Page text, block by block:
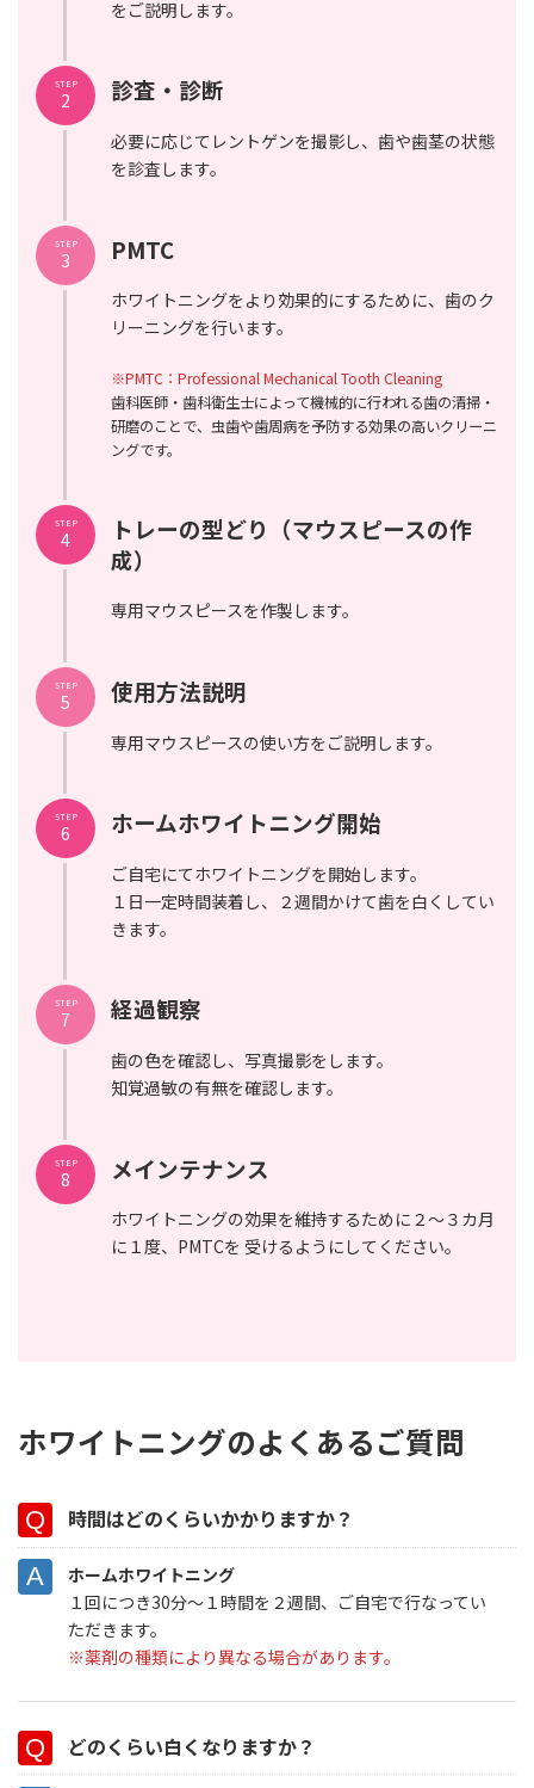
をご説明します。
診査・診断
必要に応じてレントゲンを撮影し、歯や歯茎の状態
を診査します。
STEP
2
PMTC
ホワイトニングをより効果的にするために、歯のク
リーニングを行います。
※PMTC：Professional Mechanical Tooth Cleaning
歯科医師・歯科衛生士によって機械的に行われる歯の清掃・
研磨のことで、虫歯や歯周病を予防する効果の高いクリーニ
ングです。
STEP
3
トレーの型どり（マウスピースの作
成）
専用マウスピースを作製します。
STEP
4
使用方法説明
専用マウスピースの使い方をご説明します。
STEP
5
ホームホワイトニング開始
ご自宅にてホワイトニングを開始します。
１日一定時間装着し、２週間かけて歯を白くしてい
きます。
STEP
6
経過観察
歯の色を確認し、写真撮影をします。
知覚過敏の有無を確認します。
STEP
7
メインテナンス
ホワイトニングの効果を維持するために２～３カ月
に１度、PMTCを 受けるようにしてください。
STEP
8
ホワイトニングのよくあるご質問
時間はどのくらいかかりますか？
ホームホワイトニング
１回につき30分～１時間を２週間、ご自宅で行なってい
ただきます。
※薬剤の種類により異なる場合があります。
どのくらい白くなりますか？